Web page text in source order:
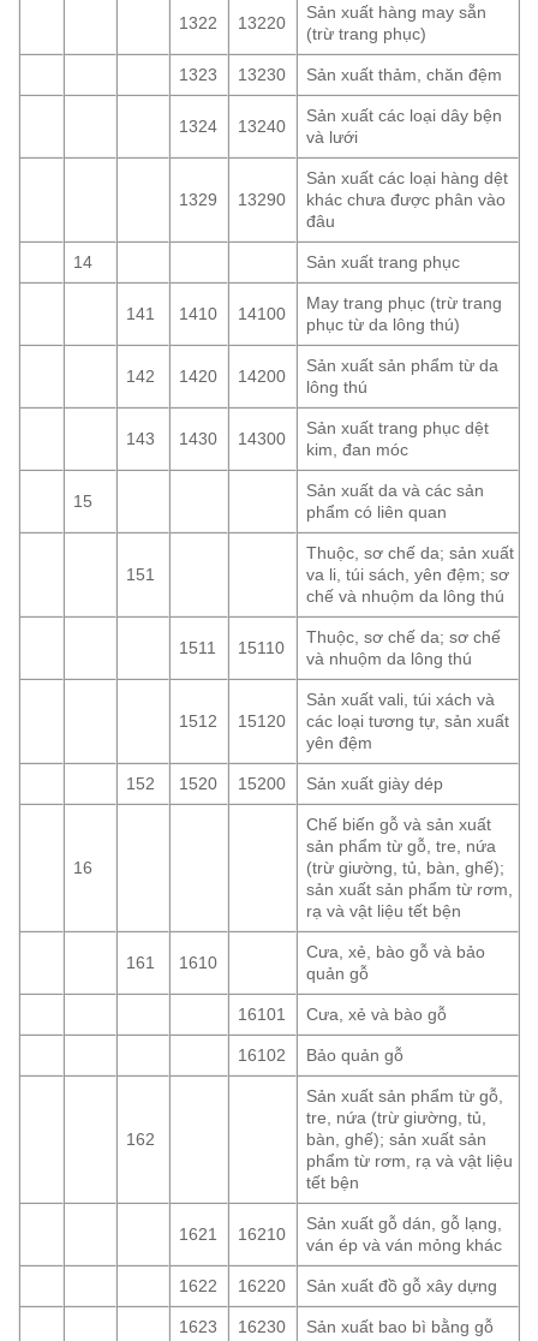
1322 13220
Sản xuất hàng may sẵn
(trừ trang phục)
1323 13230 Sản xuất thảm, chăn đệm
1324 13240
Sản xuất các loại dây bện
và lưới
1329 13290
Sản xuất các loại hàng dệt
khác chưa được phân vào
đâu
14 Sản xuất trang phục
141 1410 14100
May trang phục (trừ trang
phục từ da lông thú)
142 1420 14200
Sản xuất sản phẩm từ da
lông thú
143 1430 14300
Sản xuất trang phục dệt
kim, đan móc
15
Sản xuất da và các sản
phẩm có liên quan
151
Thuộc, sơ chế da; sản xuất
va li, túi sách, yên đệm; sơ
chế và nhuộm da lông thú
1511 15110
Thuộc, sơ chế da; sơ chế
và nhuộm da lông thú
1512 15120
Sản xuất vali, túi xách và
các loại tương tự, sản xuất
yên đệm
152 1520 15200 Sản xuất giày dép
16
Chế biến gỗ và sản xuất
sản phẩm từ gỗ, tre, nứa
(trừ giường, tủ, bàn, ghế);
sản xuất sản phẩm từ rơm,
rạ và vật liệu tết bện
161 1610
Cưa, xẻ, bào gỗ và bảo
quản gỗ
16101 Cưa, xẻ và bào gỗ
16102 Bảo quản gỗ
162
Sản xuất sản phẩm từ gỗ,
tre, nứa (trừ giường, tủ,
bàn, ghế); sản xuất sản
phẩm từ rơm, rạ và vật liệu
tết bện
1621 16210
Sản xuất gỗ dán, gỗ lạng,
ván ép và ván mỏng khác
1622 16220 Sản xuất đồ gỗ xây dựng
1623 16230 Sản xuất bao bì bằng gỗ